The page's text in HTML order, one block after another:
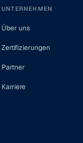
UNTERNEHMEN
Über uns
Zertifizierungen
Partner
Karriere